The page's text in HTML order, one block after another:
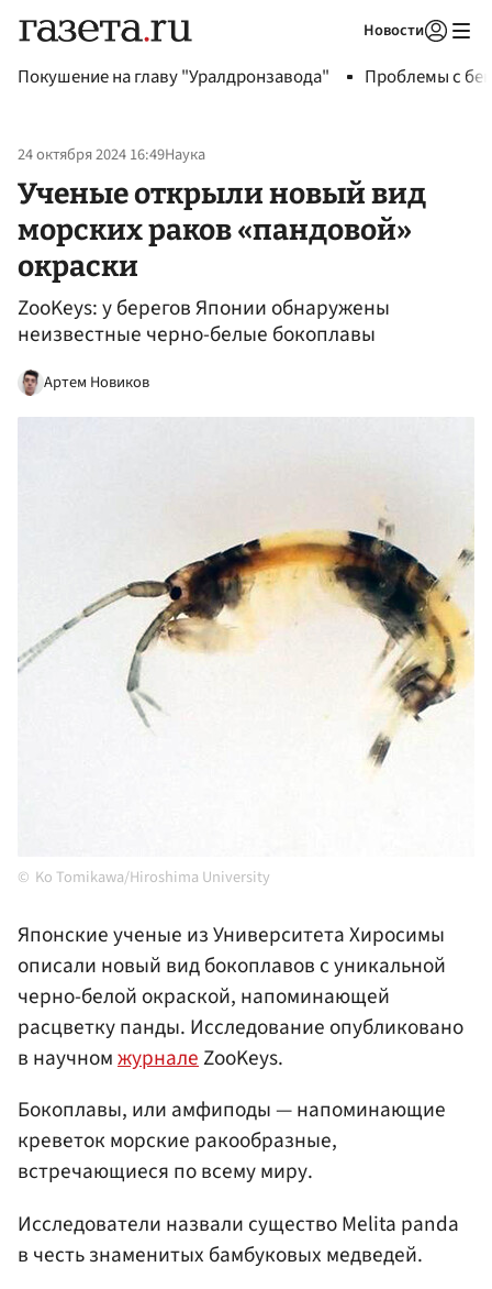
Новости
Покушение на главу "Уралдронзавода" Проблемы с
24 октября 2024 16:49Наука
Ученые открыли новый вид
морских раков «пандовой»
окраски
ZooKeys: у берегов Японии обнаружены
неизвестные черно-белые бокоплавы
Артем Новиков
Ko Tomikawa/Hiroshima University
Японские ученые из Университета Хиросимы
описали новый вид бокоплавов с уникальной
черно-белой окраской, напоминающей
расцветку панды. Исследование опубликовано
в научномжурналеZooKeys.
Бокоплавы, или амфиподы — напоминающие
креветок морские ракообразные,
встречающиеся по всему миру.
Исследователи назвали существо Melita panda
в честь знаменитых бамбуковых медведей.